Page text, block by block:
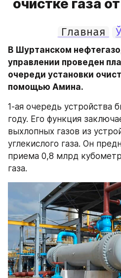
очистке газа
Главная
В Шуртанском
управлении проведен
очереди установки
помощью Амина.
1-ая очередь устройства
году. Его функция
выхлопных газов из
углекислого газа. Он
приема 0,8 млрд
газа.